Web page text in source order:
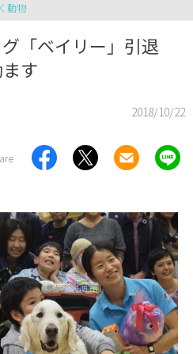
動物
「ベイリー」引退
す
2018/10/22